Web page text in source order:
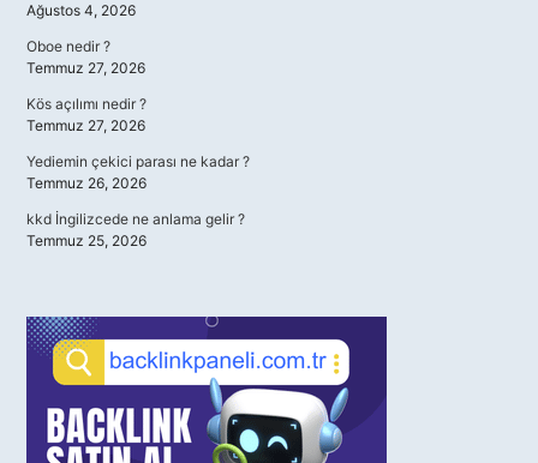
Ağustos 4, 2026
Oboe nedir ?
Temmuz 27, 2026
Kös açılımı nedir ?
Temmuz 27, 2026
Yediemin çekici parası ne kadar ?
Temmuz 26, 2026
kkd İngilizcede ne anlama gelir ?
Temmuz 25, 2026